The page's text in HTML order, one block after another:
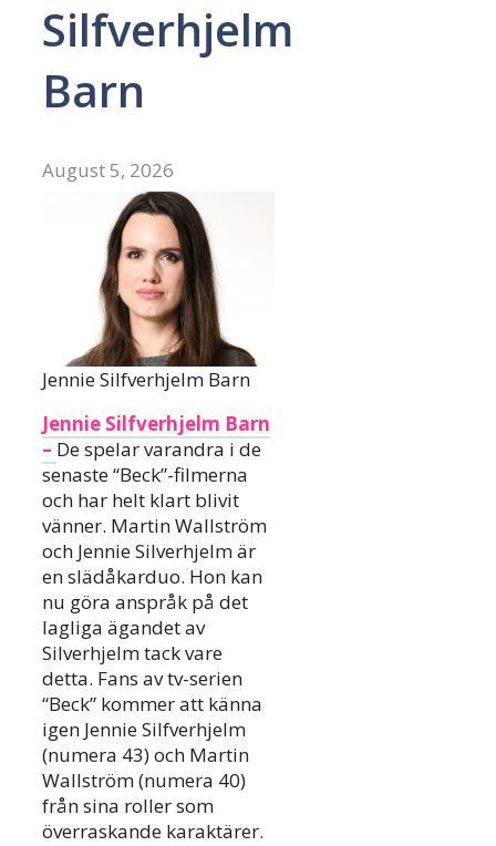
Silfverhjelm
Barn
August 5, 2026
Jennie Silfverhjelm Barn
Jennie Silfverhjelm Barn
– De spelar varandra i de
senaste “Beck”-filmerna
och har helt klart blivit
vänner. Martin Wallström
och Jennie Silverhjelm är
en slädåkarduo. Hon kan
nu göra anspråk på det
lagliga ägandet av
Silverhjelm tack vare
detta. Fans av tv-serien
“Beck” kommer att känna
igen Jennie Silfverhjelm
(numera 43) och Martin
Wallström (numera 40)
från sina roller som
överraskande karaktärer.